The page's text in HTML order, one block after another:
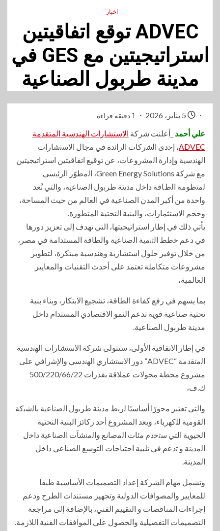
اخبار
ADVEC توقع اتفاقيتين
استراتيجيتين مع GES في
مدينة طربول الصناعية
1 دقيقة قراءة
علي أحمد _أعلنت شركة الاستشارات الهندسية المتقدمة
ADVEC، إﺣدى اﻟﺷرﻛﺎت اﻟراﺋدة ﻓﻲ ﻣﺟﺎل اﻻﺳﺗﺷﺎرات
اﻟﮭﻧدﺳﯾﺔ وإدارة اﻟﻣﺷروﻋﺎت، عن توقيع اتفاقيتين استراتيجيتين
مع شركة Green Energy Solutions، اﻟﻣطوّر اﻟرﺋﯾﺳﻲ
ﻟﻣﻧظوﻣﺔ اﻟطﺎﻗﺔ داﺧل ﻣدﯾﻧﺔ طرﺑول اﻟﺻﻧﺎﻋﯾﺔ، والتي تُعد
واحدة من أكبر المدن الصناعية في العالم من حيث المساحة،
وحجم الاستثمارات، والبنية التحتية المتطورة.
يأتي ذلك في إطار استراتيجيتها، التي تهدف إلى تعزيز دورها
في دعم ﺧطط اﻟﺗﻧﻣﯾﺔ اﻟﺻﻧﺎﻋﯾﺔ والطاقة المستدامة في مصر،
من خلال توفير حلول استشارية وهندسية مبتكرة، لتطوير
مشروعات متكاملة تعتمد على أحدث التقنيات والمعايير
العالمية،
بما يسهم في رفع كفاءة الطاقة، تشجيع الابتكار، وبناء بنية
تحتية صناعية قوية تدعم النمو الاقتصادي المستدام داخل
مدينة طربول الصناعية.
في إطار الاتفاقية الأولى، ستتولى شركة اﻻﺳﺗﺷﺎرات اﻟﮭﻧدﺳﯾﺔ
اﻟﻣﺗﻘدﻣﺔ “ADVEC” دور اﻻﺳﺗﺷﺎري اﻟﮭﻧدﺳﻲ واﻹﺷراﻓﻲ على
مشروع محطة محولات عملاقة بقدرات 500/220/66/22
ك.ف،
والتي تعتبر ﻣﺣورًا أﺳﺎﺳﯾًﺎ ﻟرﺑط ﻣدﯾﻧﺔ طرﺑول اﻟﺻﻧﺎﻋﯾﺔ ﺑﺎﻟﺷﺑﻛﺔ
اﻟﻘوﻣﯾﺔ ﻟﻠﻛﮭرﺑﺎء، ويعد المشروع أحد ركائز البنية التحتية
الحيوية التي ﺳﺗﺧدم ﻣﺋﺎت اﻟﻣﺻﺎﻧﻊ واﻟﻣﻧﺷﺂت اﻟﺻﻧﺎﻋﯾﺔ داﺧل
اﻟﻣدﯾﻧﺔ و ﺗدﻋم في تلبية احتياجات التوسع الصناعي داخل
المدينة.
وتشمل مهام الشركة إعداد التصميمات الأساسية طبقا
للمعايير والمصوافات الدولية وتجهيز مستندات الطرح ودعم
إجراءات المناقصات و التقييم الفني، بالإضافة إلى مراجعة
التصميمات التفصيلية والحصول على الموافقات الفنية اللازمة.